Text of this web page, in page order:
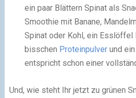
ein paar Blättern Spinat als
Smoothie mit Banane,
Spinat oder Kohl, ein Esslöffel
bisschen Proteinpulver und
entspricht schon einer
Und, wie steht Ihr jetzt zu grünen